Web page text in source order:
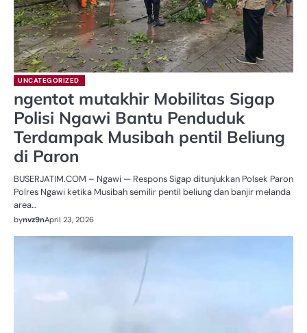
UNCATEGORIZED
ngentot mutakhir Mobilitas Sigap
Polisi Ngawi Bantu Penduduk
Terdampak Musibah pentil Beliung
di Paron
BUSERJATIM.COM – Ngawi — Respons Sigap ditunjukkan Polsek Paron
Polres Ngawi ketika Musibah semilir pentil beliung dan banjir melanda
area…
bynvz9nApril 23, 2026